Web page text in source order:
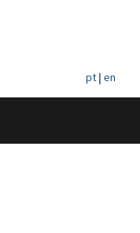
pt| en